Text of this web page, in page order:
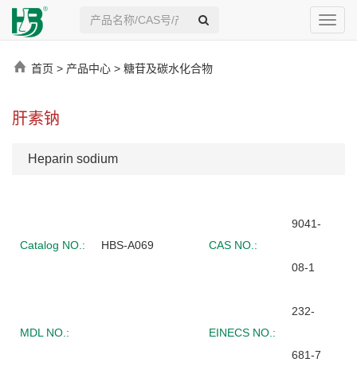
首页 > 产品中心 > 糖苷及碳水化合物
肝素钠
Heparin sodium
Catalog NO.: HBS-A069 CAS NO.:
9041-
08-1
MDL NO.: EINECS NO.:
232-
681-7